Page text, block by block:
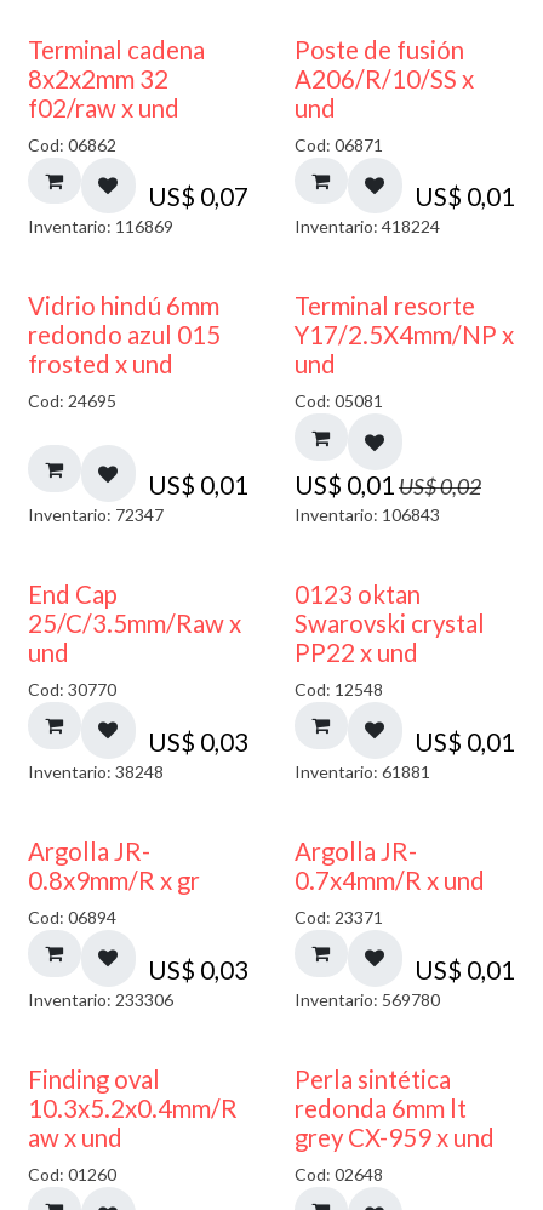
Terminal cadena
8x2x2mm 32
f02/raw x und
Cod: 06862
US$ 0,07
Inventario: 116869
Poste de fusión
A206/R/10/SS x
und
Cod: 06871
US$ 0,01
Inventario: 418224
40% DESCUENTO
Vidrio hindú 6mm
redondo azul 015
frosted x und
Cod: 24695
US$ 0,01
Inventario: 72347
50% DESCUENTO
Terminal resorte
Y17/2.5X4mm/NP x
und
Cod: 05081
US$ 0,01 US$0,02
Inventario: 106843
End Cap
25/C/3.5mm/Raw x
und
Cod: 30770
US$ 0,03
Inventario: 38248
0123 oktan
Swarovski crystal
PP22 x und
Cod: 12548
US$ 0,01
Inventario: 61881
Argolla JR-
0.8x9mm/R x gr
Cod: 06894
US$ 0,03
Inventario: 233306
Argolla JR-
0.7x4mm/R x und
Cod: 23371
US$ 0,01
Inventario: 569780
Finding oval
10.3x5.2x0.4mm/R
aw x und
Cod: 01260
Perla sintética
redonda 6mm lt
grey CX-959 x und
Cod: 02648